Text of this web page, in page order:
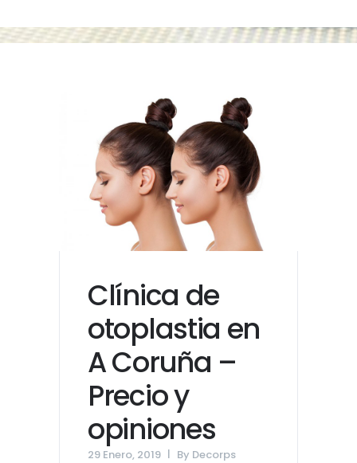
Clínica de
otoplastia en
A Coruña –
Precio y
opiniones
29 Enero, 2019 By Decorps